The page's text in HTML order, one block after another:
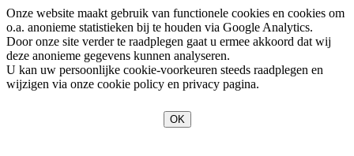
Onze website maakt gebruik van functionele cookies en cookies om
o.a. anonieme statistieken bij te houden via Google Analytics.
Door onze site verder te raadplegen gaat u ermee akkoord dat wij
deze anonieme gegevens kunnen analyseren.
U kan uw persoonlijke cookie-voorkeuren steeds raadplegen en
wijzigen via onze cookie policy en privacy pagina.
OK